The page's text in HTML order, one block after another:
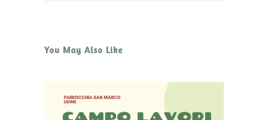
You May Also Like